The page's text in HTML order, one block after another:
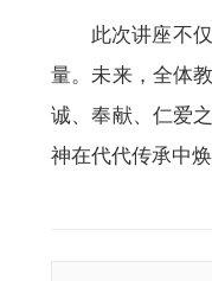
此次讲座不
量。未来，全体
诚、奉献、仁爱
神在代代传承中